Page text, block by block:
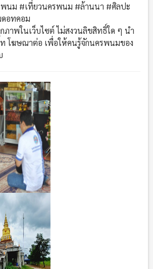
พนม #เที่ยวนครพนม #ล้านนา #ศิลปะ
อทคอม
ภาพในเว็บไซต์ ไม่สงวนลิขสิทธิ์ใด ๆ นำ
โฆษณาต่อ เพื่อให้คนรู้จักนครพนมของ